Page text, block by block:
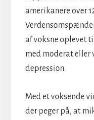
amerikanere over
af voksne oplevet
med moderat eller
depression.
Med et voksende
der peger på, at